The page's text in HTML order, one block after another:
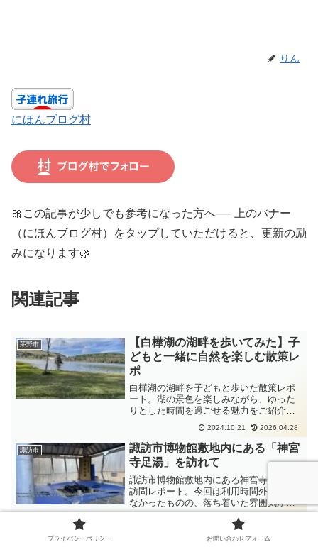
りん
にほんブログ村
🎀この記事が少しでも参考になった方へ── 上のバナー
（にほんブログ村）をタップしていただけると、更新の励
みになります🌿
関連記事
茅野市
【白樺湖の湖畔を歩いてみた】子
どもと一緒に自然を楽しむ散策レ
ポ
白樺湖の湖畔を子どもと歩いた散策レポ
ート。湖の景色を楽しみながら、ゆった
りとした時間を過ごせる魅力をご紹介し
ます。親子でのんびり歩きたい方におす
2024.10.21 2026.04.28
諏訪市
諏訪市博物館敷地内にある「神宮
寺足湯」を訪れて
諏訪市博物館敷地内にある神宮寺足湯の
訪問レポート。今回は利用時間外で入れ
なかったものの、落ち着いた雰囲気が魅
力。博物館と一緒に立ち寄れる諏訪市の
足湯スポットを紹介します。
2026.02.02
【千曲市】たじま公園｜恐竜オブ
プライバシーポリシー お問い合わせフォーム